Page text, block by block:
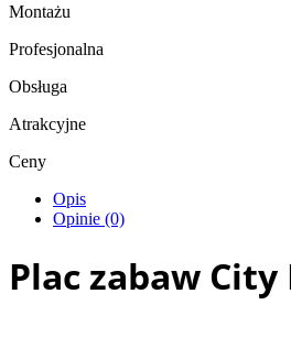
Montażu
Profesjonalna
Obsługa
Atrakcyjne
Ceny
Opis
Opinie (0)
Plac zabaw City